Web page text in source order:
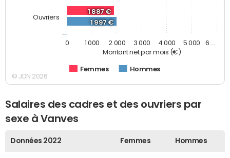
Montant net par mois (€)
1 887 €
1 997 €
Femmes Hommes
Ouvriers
0 1 000 2 000 3 000 4 000 5 000 6 …
© JDN 2026
Salaires des cadres et des ouvriers par
sexe à Vanves
Données 2022 Femmes Hommes